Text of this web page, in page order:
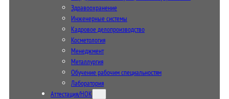
Здравоохранение
Инженерные системы
Кадровое делопроизводство
Косметология
Менеджмент
Металлургия
Обучение рабочим специальностям
Лаборатория
Аттестация/НОК